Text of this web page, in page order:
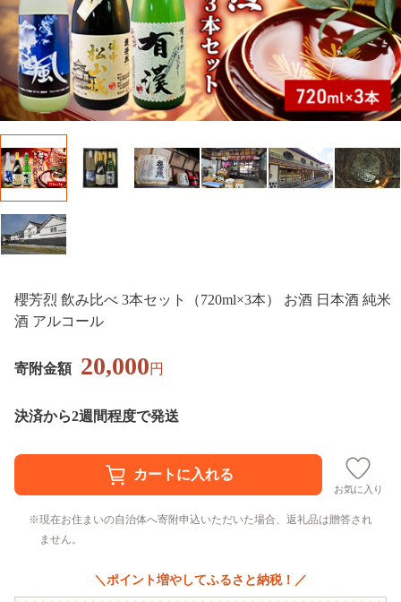
櫻芳烈 飲み比べ 3本セット（720ml×3本） お酒 日本酒 純米
酒 アルコール
寄附金額 20,000円
決済から2週間程度で発送
お気に入り
現在お住まいの自治体へ寄附申込いただいた場合、返礼品は贈答され
ません。
＼ポイント増やしてふるさと納税！／